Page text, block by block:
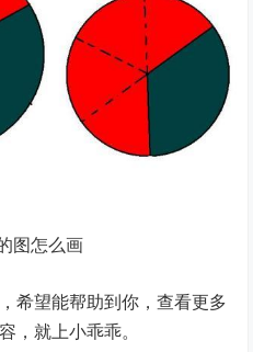
图怎么画
希望能帮助到你，查看更多
，就上小乖乖。